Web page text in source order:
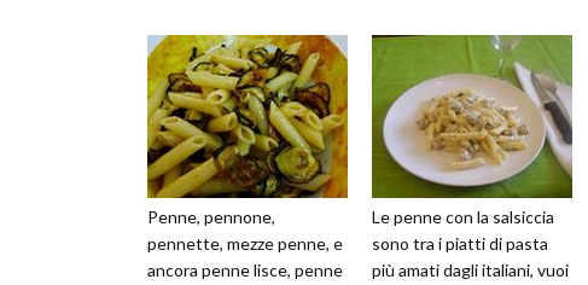
Penne, pennone,
pennette, mezze penne, e
ancora penne lisce, penne
Le penne con la salsiccia
sono tra i piatti di pasta
più amati dagli italiani, vuoi